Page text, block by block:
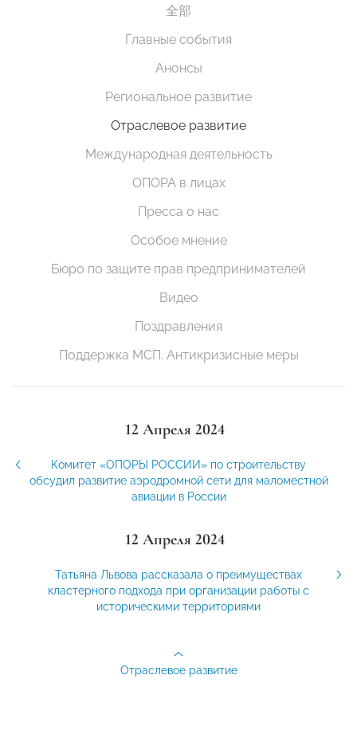
全部
Главные события
Анонсы
Региональное развитие
Отраслевое развитие
Международная деятельность
ОПОРА в лицах
Пресса о нас
Особое мнение
Бюро по защите прав предпринимателей
Видео
Поздравления
Поддержка МСП. Антикризисные меры
12 Апреля 2024
Комитет «ОПОРЫ РОССИИ» по строительству
обсудил развитие аэродромной сети для маломестной
авиации в России
12 Апреля 2024
Татьяна Львова рассказала о преимуществах
кластерного подхода при организации работы с
историческими территориями
Отраслевое развитие